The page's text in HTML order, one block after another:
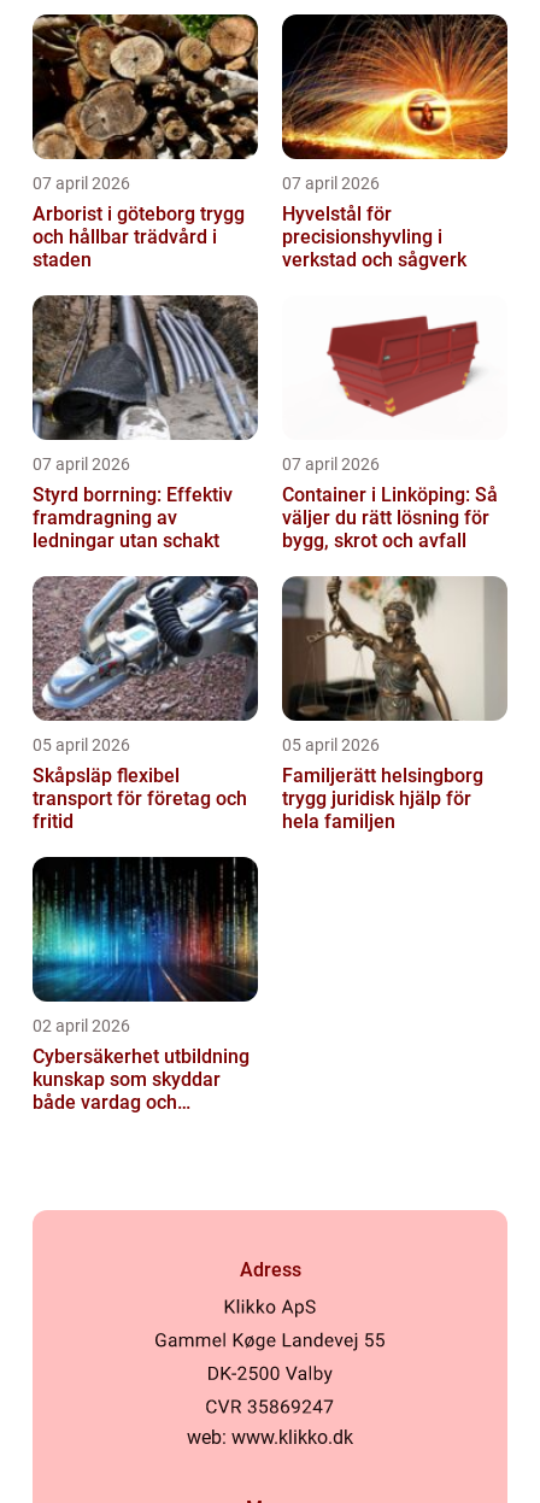
07 april 2026
Arborist i göteborg trygg
och hållbar trädvård i
staden
07 april 2026
Hyvelstål för
precisionshyvling i
verkstad och sågverk
07 april 2026
Styrd borrning: Effektiv
framdragning av
ledningar utan schakt
07 april 2026
Container i Linköping: Så
väljer du rätt lösning för
bygg, skrot och avfall
05 april 2026
Skåpsläp flexibel
transport för företag och
fritid
05 april 2026
Familjerätt helsingborg
trygg juridisk hjälp för
hela familjen
02 april 2026
Cybersäkerhet utbildning
kunskap som skyddar
både vardag och
Adress
web: www.klikko.dk